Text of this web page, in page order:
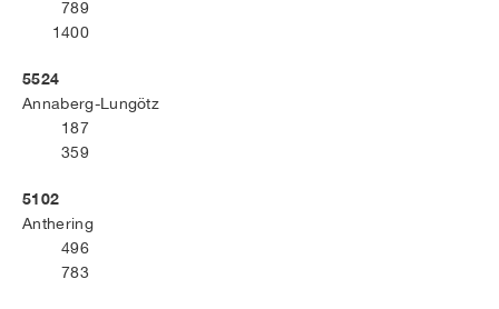
789
1400
5524
Annaberg-Lungötz
187
359
5102
Anthering
496
783